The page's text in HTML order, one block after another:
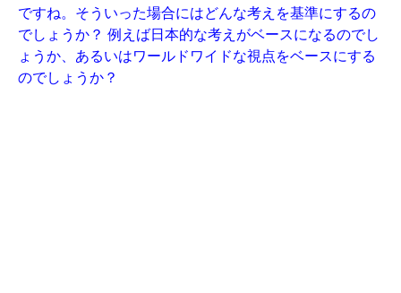
ですね。そういった場合にはどんな考えを基準にするの
でしょうか？ 例えば日本的な考えがベースになるのでし
ょうか、あるいはワールドワイドな視点をベースにする
のでしょうか？